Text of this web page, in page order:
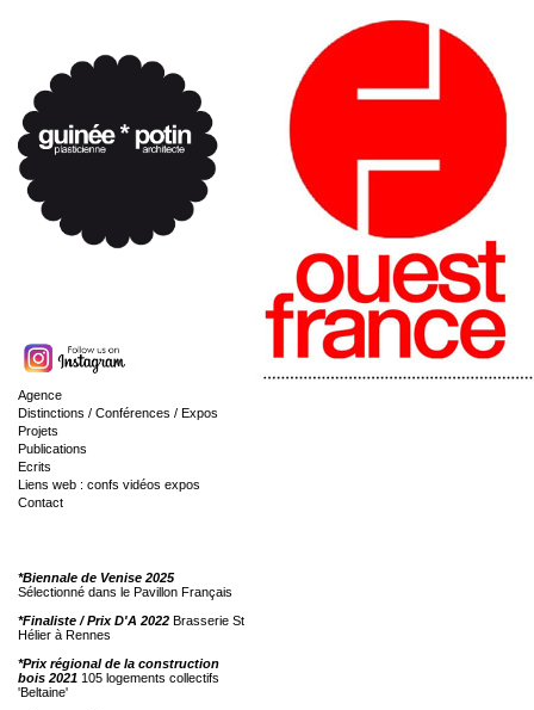
Agence
Distinctions / Conférences / Expos
Projets
Publications
Ecrits
Liens web : confs vidéos expos
Contact
*Biennale de Venise 2025
Sélectionné dans le Pavillon Français
*Finaliste / Prix D'A 2022 Brasserie St
Hélier à Rennes
*Prix régional de la construction
bois 2021 105 logements collectifs
'Beltaine'